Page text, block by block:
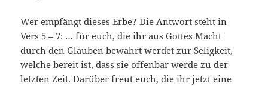
Wer empfängt dieses Erbe? Die Antwort steht in
Vers 5 – 7: … für euch, die ihr aus Gottes Macht
durch den Glauben bewahrt werdet zur Seligkeit,
welche bereit ist, dass sie offenbar werde zu der
letzten Zeit. Darüber freut euch, die ihr jetzt eine